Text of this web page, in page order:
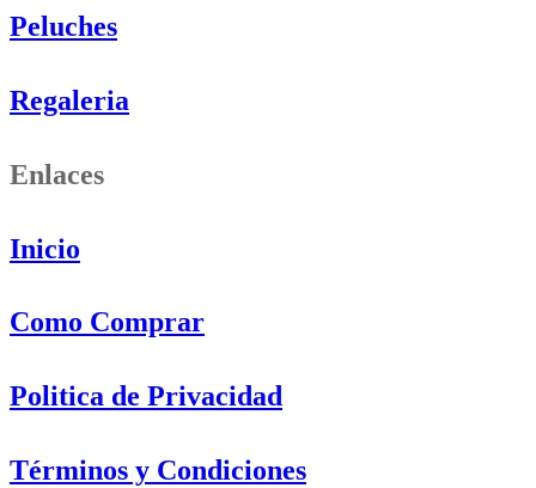
Peluches
Regaleria
Enlaces
Inicio
Como Comprar
Politica de Privacidad
Términos y Condiciones